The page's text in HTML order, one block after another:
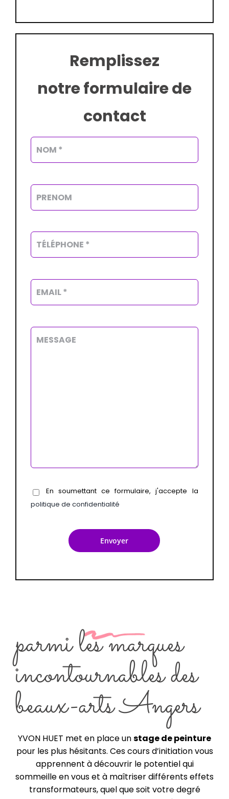
Remplissez
notre formulaire de
contact
En soumettant ce formulaire, j'accepte la
politique de confidentialité
parmi les marques
incontournables des
beaux-arts Angers
YVON HUET met en place unstage de peinture
pour les plus hésitants. Ces cours d’initiation vous
apprennent à découvrir le potentiel qui
sommeille en vous et à maîtriser différents effets
transformateurs, quel que soit votre degré